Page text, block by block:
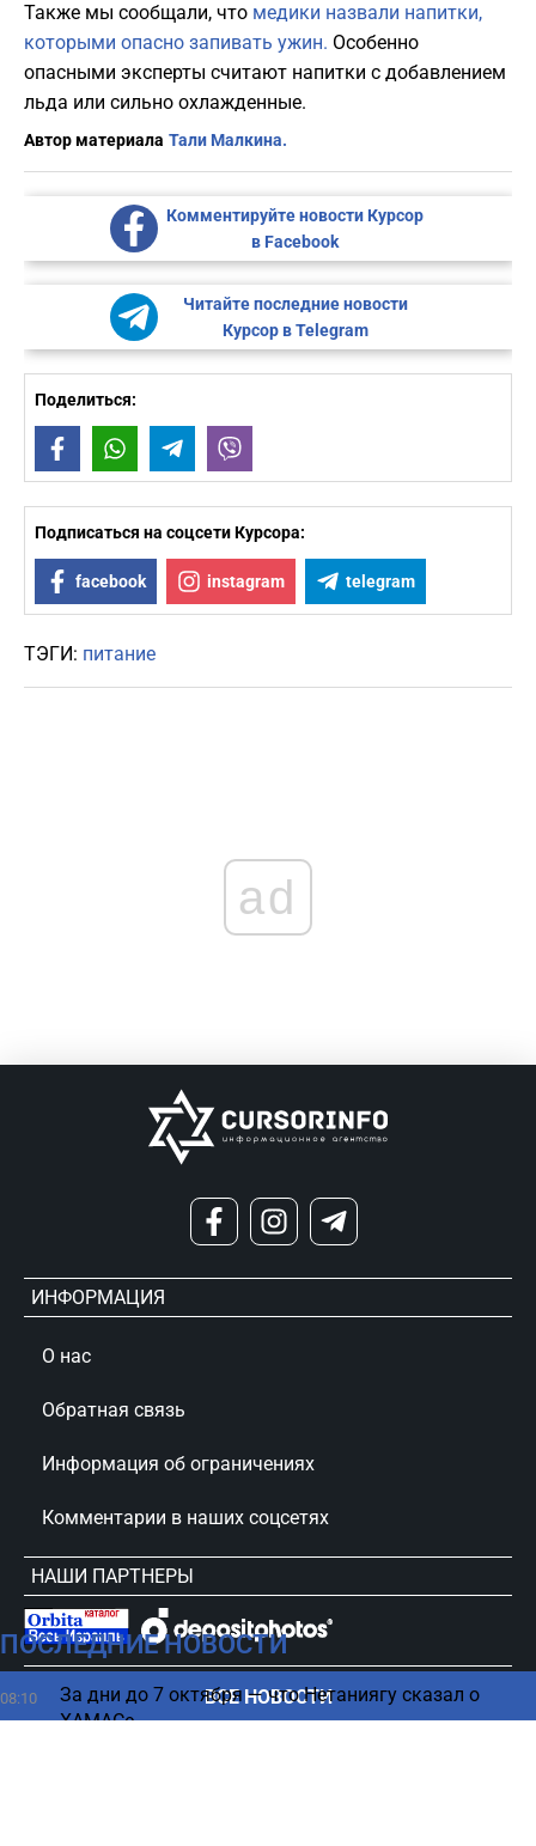
Также мы сообщали, что медики назвали напитки,
которыми опасно запивать ужин. Особенно
опасными эксперты считают напитки с добавлением
льда или сильно охлажденные.
Автор материала Тали Малкина.
Комментируйте новости Курсор
в Facebook
Читайте последние новости
Курсор в Telegram
Поделиться:
FacebookWhatsAppTelegram
Подписаться на соцсети Курсора:
facebook instagram telegram
ТЭГИ: питание
ПОСЛЕДНИЕ НОВОСТИ
08:10
За дни до 7 октября — что Нетаниягу сказал о
ХАМАСе
ВСЕ НОВОСТИ
ad
ИНФОРМАЦИЯ
О нас
Обратная связь
Информация об ограничениях
Комментарии в наших соцсетях
НАШИ ПАРТНЕРЫ
сursorinfo.co.il © Все права защищены